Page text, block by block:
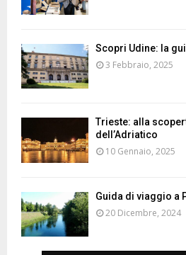
Scopri Udine: la
3 Febbraio, 2025
Trieste: alla
dell’Adriatico
10 Gennaio, 2025
Guida di viaggio a
20 Dicembre, 2024